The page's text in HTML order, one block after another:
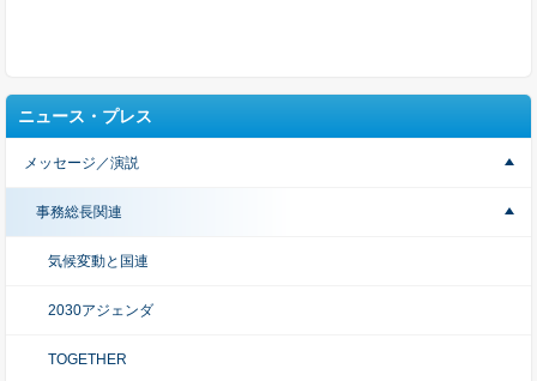
ニュース・プレス
メッセージ／演説
事務総長関連
気候変動と国連
2030アジェンダ
TOGETHER